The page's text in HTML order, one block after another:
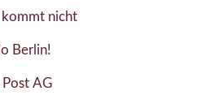
kommt nicht
Berlin!
AG